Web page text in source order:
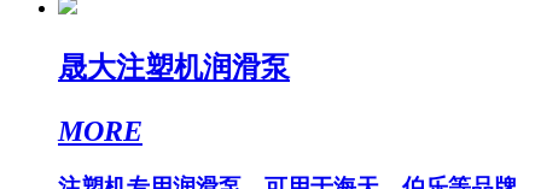
晟大注塑机润滑泵
MORE